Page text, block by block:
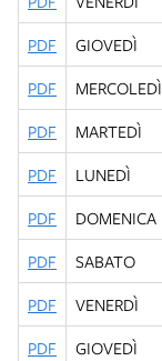
PDF
GIOVEDÌ
PDF
MERCOLEDÌ
PDF
MARTEDÌ
PDF
LUNEDÌ
PDF
DOMENICA
PDF
SABATO
PDF
VENERDÌ
PDF
GIOVEDÌ